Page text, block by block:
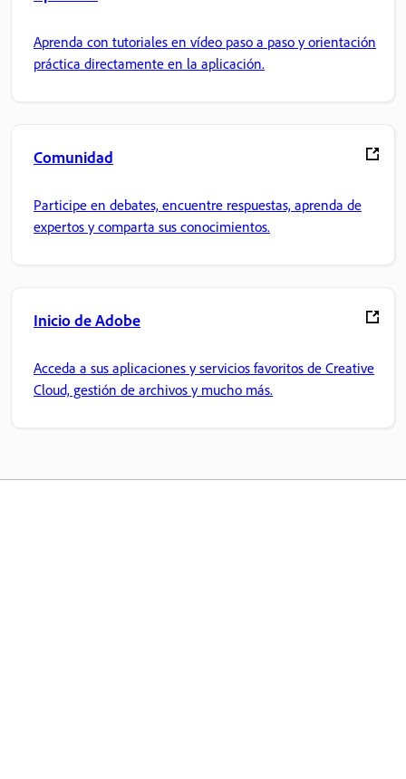
Aprenda con tutoriales en vídeo paso a paso y orientación
práctica directamente en la aplicación.
Comunidad
Participe en debates, encuentre respuestas, aprenda de
expertos y comparta sus conocimientos.
Inicio de Adobe
Acceda a sus aplicaciones y servicios favoritos de Creative
Cloud, gestión de archivos y mucho más.